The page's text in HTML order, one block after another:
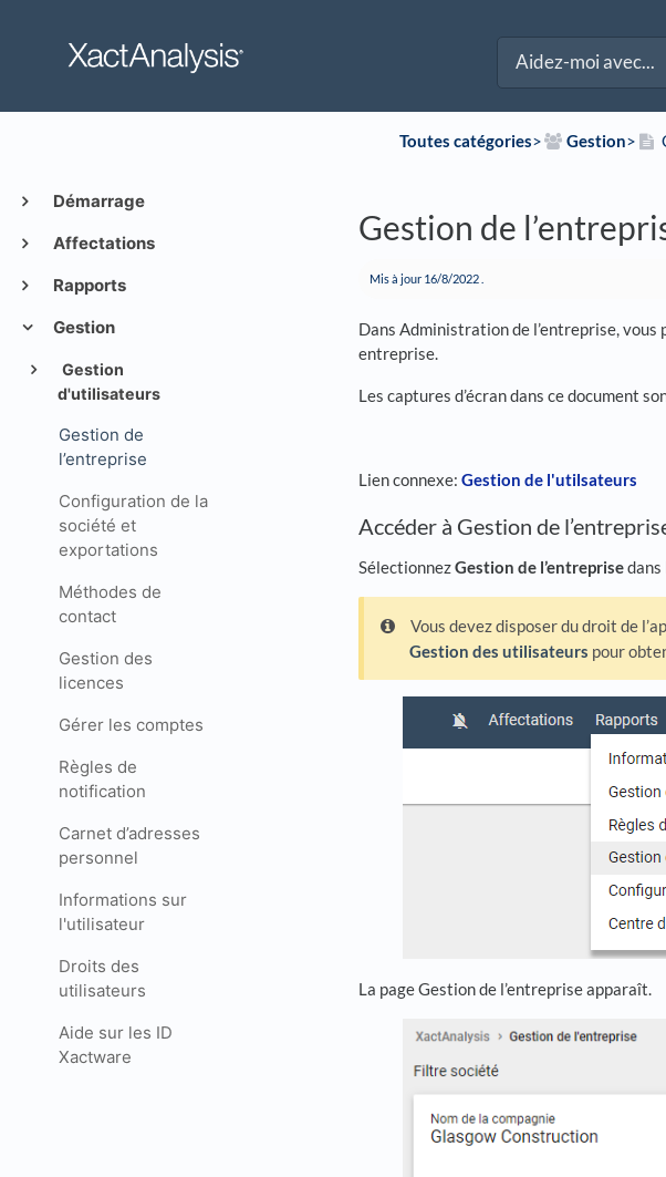
Démarrage
Affectations
Rapports
Gestion
Gestion
d'utilisateurs
Gestion de
l’entreprise
Configuration de la
société et
exportations
Méthodes de
contact
Gestion des
licences
Gérer les comptes
Règles de
notification
Carnet d’adresses
personnel
Informations sur
l'utilisateur
Droits des
utilisateurs
Aide sur les ID
Xactware
Toutes catégories​>​ ​Gestion​>​
Gestion de
Mis à jour 16/8/2022
Dans Administration de l’entreprise,
entreprise.
Les captures d’écran dans ce document
Lien connexe: Gestion de l'utilsateurs
Accéder à Gestion de
SélectionnezGestion de l’entreprisedans
Vous devez disposer du droit de
Gestion des utilisateurs pour
La page Gestion de l’entreprise apparaît.